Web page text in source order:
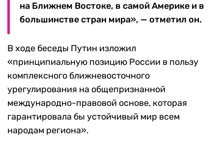
на Ближнем Востоке, в самой Америке и в
большинстве стран мира», — отметил он.
В ходе беседы Путин изложил
«принципиальную позицию России в пользу
комплексного ближневосточного
урегулирования на общепризнанной
международно-правовой основе, которая
гарантировала бы устойчивый мир всем
народам региона».